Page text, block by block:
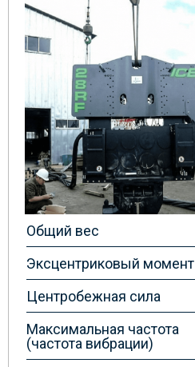
Общий вес
Эксцентриковый момент
Центробежная сила
Максимальная частота
(частота вибрации)